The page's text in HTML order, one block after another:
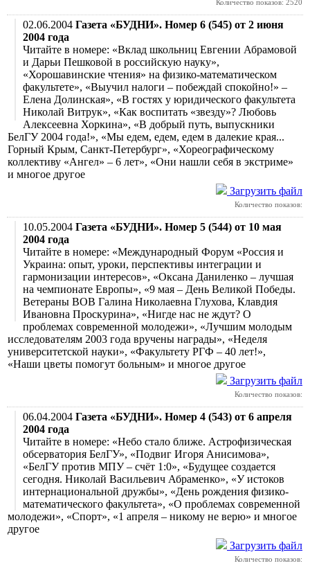
Количество показов: 2520
02.06.2004 Газета «БУДНИ». Номер 6 (545) от 2 июня
2004 года
Читайте в номере: «Вклад школьниц Евгении Абрамовой
и Дарьи Пешковой в российскую науку»,
«Хорошавинские чтения» на физико-математическом
факультете», «Выучил налоги – побеждай спокойно!» –
Елена Долинская», «В гостях у юридического факультета
Николай Витрук», «Как воспитать «звезду»? Любовь
Алексеевна Хоркина», «В добрый путь, выпускники
БелГУ 2004 года!», «Мы едем, едем, едем в далекие края...
Горный Крым, Санкт-Петербург», «Хореографическому
коллективу «Ангел» – 6 лет», «Они нашли себя в экстриме»
и многое другое
Загрузить файл
Количество показов:
10.05.2004 Газета «БУДНИ». Номер 5 (544) от 10 мая
2004 года
Читайте в номере: «Международный Форум «Россия и
Украина: опыт, уроки, перспективы интеграции и
гармонизации интересов», «Оксана Даниленко – лучшая
на чемпионате Европы», «9 мая – День Великой Победы.
Ветераны ВОВ Галина Николаевна Глухова, Клавдия
Ивановна Проскурина», «Нигде нас не ждут? О
проблемах современной молодежи», «Лучшим молодым
исследователям 2003 года вручены награды», «Неделя
университетской науки», «Факультету РГФ – 40 лет!»,
«Наши цветы помогут больным» и многое другое
Загрузить файл
Количество показов:
06.04.2004 Газета «БУДНИ». Номер 4 (543) от 6 апреля
2004 года
Читайте в номере: «Небо стало ближе. Астрофизическая
обсерватория БелГУ», «Подвиг Игоря Анисимова»,
«БелГУ против МПУ – счёт 1:0», «Будущее создается
сегодня. Николай Васильевич Абраменко», «У истоков
интернациональной дружбы», «День рождения физико-
математического факультета», «О проблемах современной
молодежи», «Спорт», «1 апреля – никому не верю» и многое
другое
Загрузить файл
Количество показов: